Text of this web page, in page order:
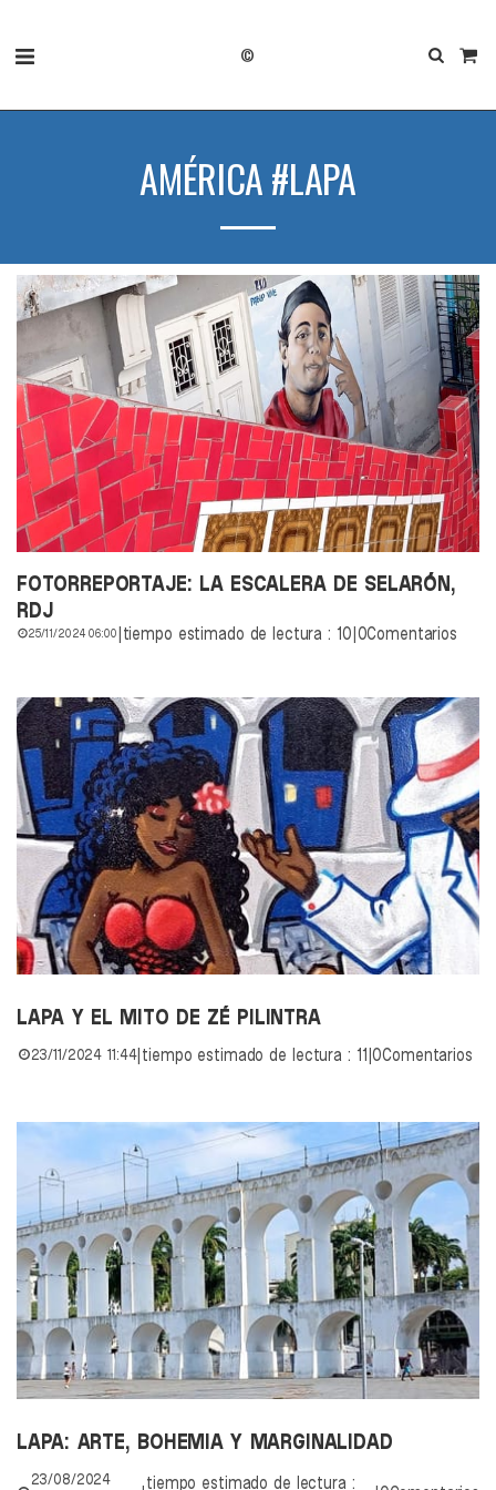
©
AMÉRICA #LAPA
FOTORREPORTAJE: LA ESCALERA DE SELARÓN,
RDJ
25/11/2024 06:00 tiempo estimado de lectura : 10 0Comentarios
LAPA Y EL MITO DE ZÉ PILINTRA
23/11/2024 11:44| tiempo estimado de lectura : 11 |0Comentarios
LAPA: ARTE, BOHEMIA Y MARGINALIDAD
23/08/2024 tiempo estimado de lectura :